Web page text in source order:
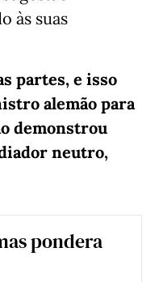
às suas
partes, e isso
alemão para
demonstrou
neutro,
pondera